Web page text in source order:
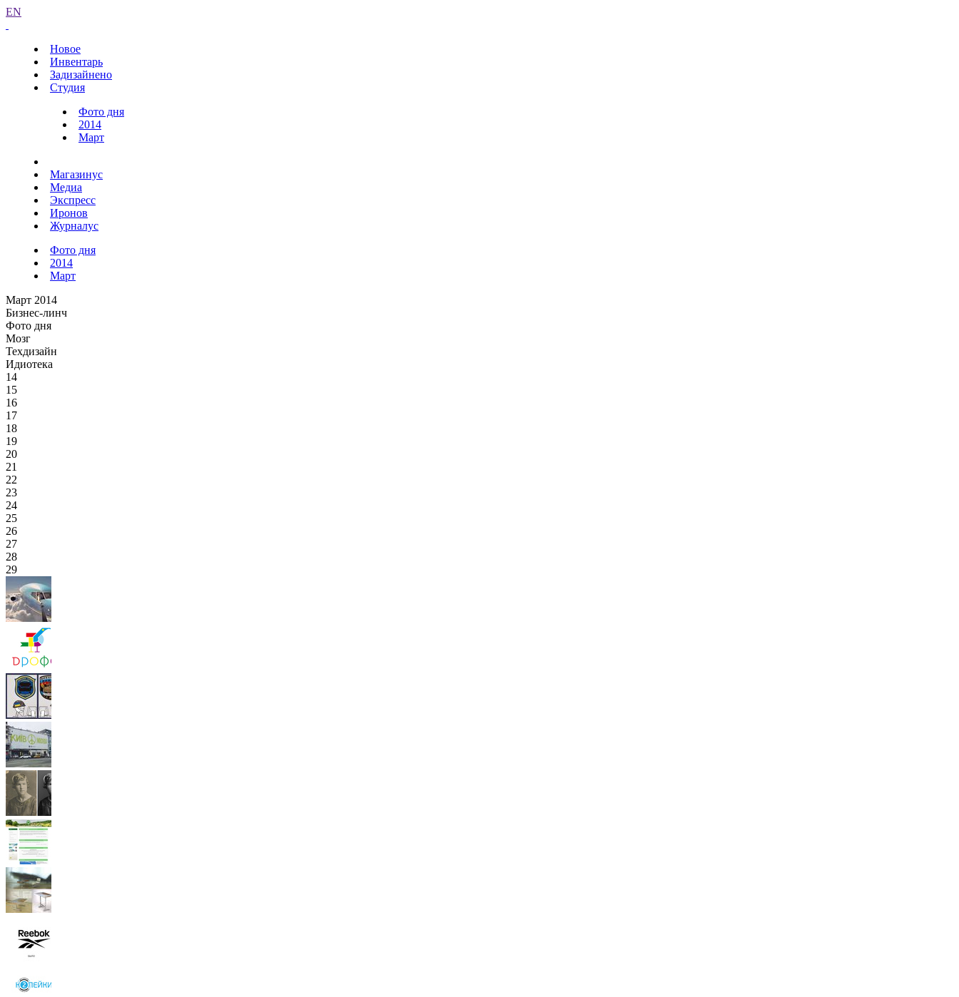
EN
Новое
Инвентарь
Задизайнено
Студия
Фото дня
2014
Март
Магазинус
Медиа
Экспресс
Иронов
Журналус
Фото дня
2014
Март
Март 2014
Бизнес-линч
Фото дня
Мозг
Техдизайн
Идиотека
14
15
16
17
18
19
20
21
22
23
24
25
26
27
28
29